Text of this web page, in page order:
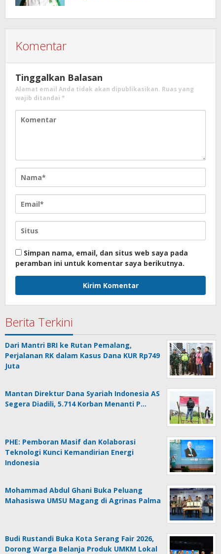
Komentar
Tinggalkan Balasan
Alamat email Anda tidak akan dipublikasikan. Ruas yang
wajib ditandai *
Simpan nama, email, dan situs web saya pada
peramban ini untuk komentar saya berikutnya.
Berita Terkini
Dari Mantri BRI ke Rutan Pemalang,
Perjalanan RK dalam Kasus Dana KUR Rp749
Juta
Mantan Direktur Dana Syariah Indonesia AS
Segera Diadili, 5.714 Korban Menanti P…
PHE: Pemboran Masif dan Kolaborasi
Teknologi Kunci Kemandirian Energi
Indonesia
Mohammad Abdul Ghani Buka Peluang
Mahasiswa UMSU Magang di Agrinas Palma
Budi Rustandi Buka Kota Serang Fair 2026,
Dorong Warga Belanja Produk UMKM Lokal